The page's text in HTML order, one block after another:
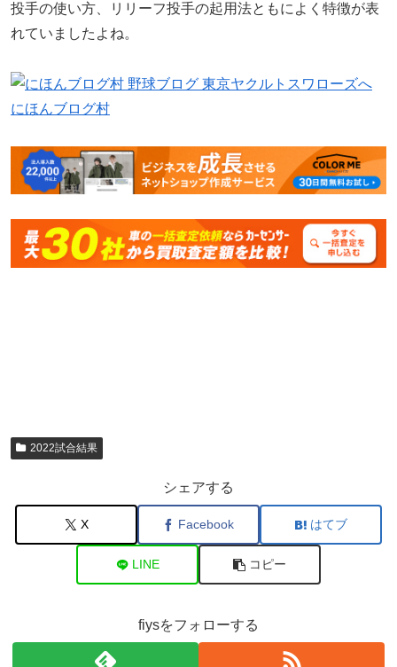
投手の使い方、リリーフ投手の起用法ともによく特徴が表
れていましたよね。
にほんブログ村
2022試合結果
シェアする
X Facebook はてブ
LINE コピー
fiysをフォローする